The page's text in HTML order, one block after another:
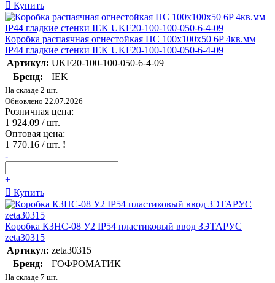
Купить
Коробка распаячная огнестойкая ПС 100х100х50 6P 4кв.мм
IP44 гладкие стенки IEK UKF20-100-100-050-6-4-09
Артикул: UKF20-100-100-050-6-4-09
Бренд:
IEK
На складе 2 шт.
Обновлено 22.07.2026
Розничная цена:
1 924.09 / шт.
Оптовая цена:
1 770.16 / шт. !
-
+
Купить
Коробка КЗНС-08 У2 IP54 пластиковый ввод ЗЭТАРУС
zeta30315
Артикул: zeta30315
Бренд:
ГОФРОМАТИК
На складе 7 шт.